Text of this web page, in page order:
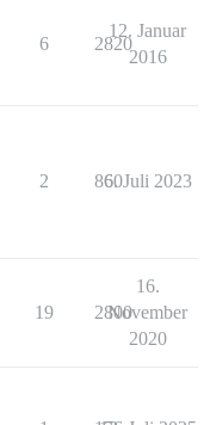
6 2820
12. Januar
2016
2 860
6. Juli 2023
19 2800
16.
November
2020